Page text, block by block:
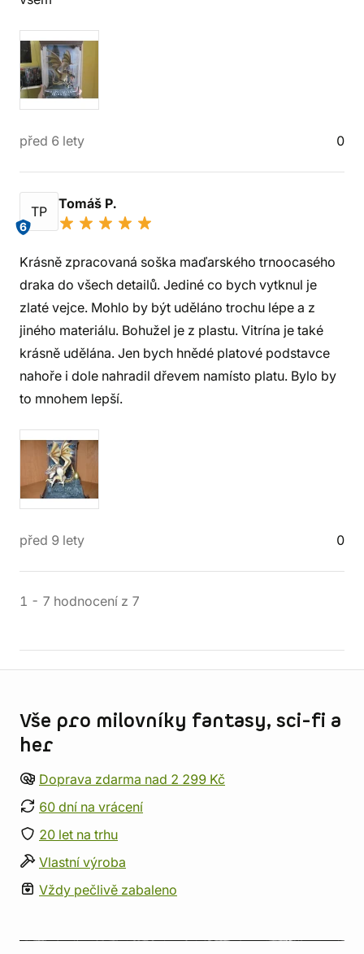
před 6 lety 0
TP
6
Tomáš P.
Krásně zpracovaná soška maďarského trnoocasého
draka do všech detailů. Jediné co bych vytknul je
zlaté vejce. Mohlo by být uděláno trochu lépe a z
jiného materiálu. Bohužel je z plastu. Vitrína je také
krásně udělána. Jen bych hnědé platové podstavce
nahoře i dole nahradil dřevem namísto platu. Bylo by
to mnohem lepší.
před 9 lety 0
1 - 7 hodnocení z 7
Vše pro milovníky fantasy, sci-fi a
her
Doprava zdarma nad 2 299 Kč
60 dní na vrácení
20 let na trhu
Vlastní výroba
Vždy pečlivě zabaleno